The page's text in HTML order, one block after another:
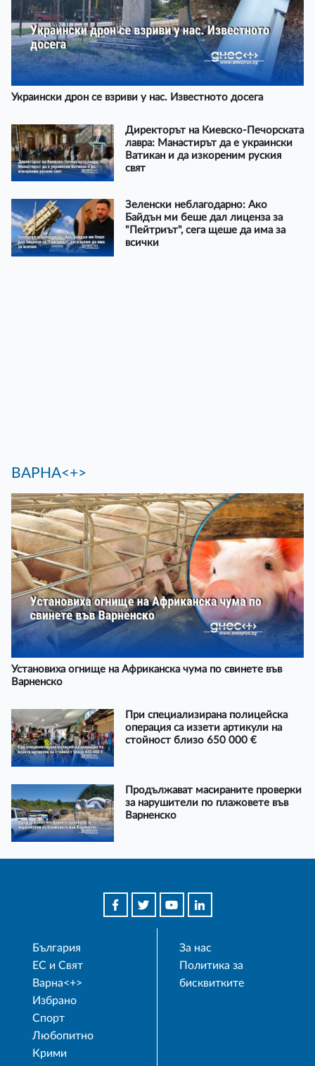
Украински дрон се взриви у нас. Известното досега
Директорът на Киевско-Печорската
лавра: Манастирът да е украински
Ватикан и да изкореним руския
свят
Зеленски неблагодарно: Ако
Байдън ми беше дал лиценза за
"Пейтриът", сега щеше да има за
всички
ВАРНА<+>
Установиха огнище на Африканска чума по свинете във
Варненско
При специализирана полицейска
операция са иззети артикули на
стойност близо 650 000 €
Продължават масираните проверки
за нарушители по плажовете във
Варненско
България
ЕС и Свят
Варна<+>
Избрано
Спорт
Любопитно
Крими
За нас
Политика за
бисквитките